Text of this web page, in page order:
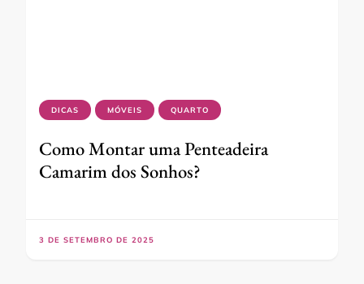
DICAS MÓVEIS QUARTO
Como Montar uma Penteadeira
Camarim dos Sonhos?
3 DE SETEMBRO DE 2025